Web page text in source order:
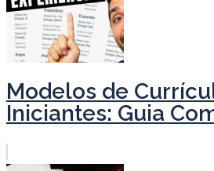
Modelos de
Iniciantes: Guia